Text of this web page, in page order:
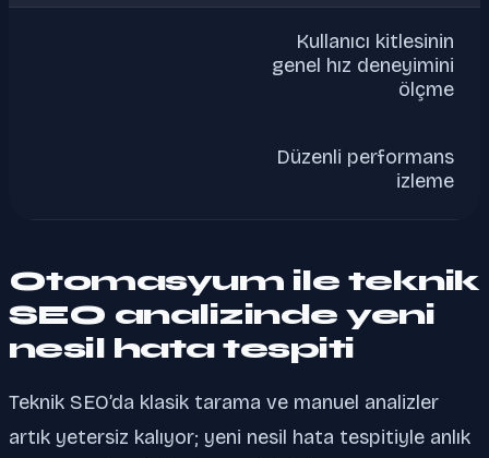
Kullanıcı kitlesinin
genel hız deneyimini
ölçme
Düzenli performans
izleme
Otomasyum ile teknik
SEO analizinde yeni
nesil hata tespiti
Teknik SEO’da klasik tarama ve manuel analizler
artık yetersiz kalıyor; yeni nesil hata tespitiyle anlık